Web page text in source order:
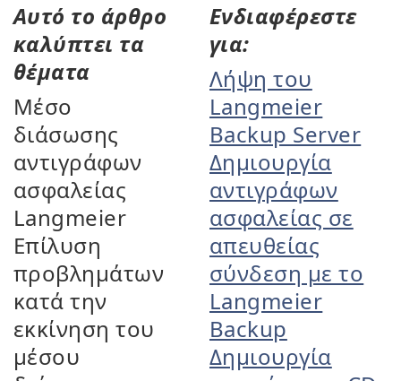
Αυτό το άρθρο
καλύπτει τα
θέματα
Μέσο
διάσωσης
αντιγράφων
ασφαλείας
Langmeier
Επίλυση
προβλημάτων
κατά την
εκκίνηση του
μέσου
Ενδιαφέρεστε
για:
Λήψη του
Langmeier
Backup Server
Δημιουργία
αντιγράφων
ασφαλείας σε
απευθείας
σύνδεση με το
Langmeier
Backup
Δημιουργία